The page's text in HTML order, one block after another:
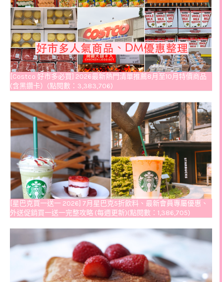
[Costco 好市多必買] 2026最新熱門清單推薦8月至10月特價商品
(含黑鑽卡）(點閱數：3,383,706)
[星巴克買一送一 2026] 7月星巴克5折飲料、最新會員專屬優惠、
外送促銷買一送一完整攻略 (每週更新)(點閱數：1,386,705)